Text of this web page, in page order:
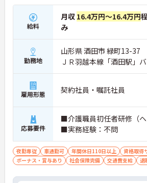
給料
月収 16.4万円～16.4万円
み
勤務地
山形県 酒田市 緑町13-37
ＪＲ羽越本線「酒田駅」
雇用形態 契約社員・嘱託社員
応募要件
■介護職員初任者研修（
■実務経験：不問
夜勤専従 車通勤可 年間休日110日以上 資格取得
ボーナス・賞与あり
社会保険完備 交通費支給 退